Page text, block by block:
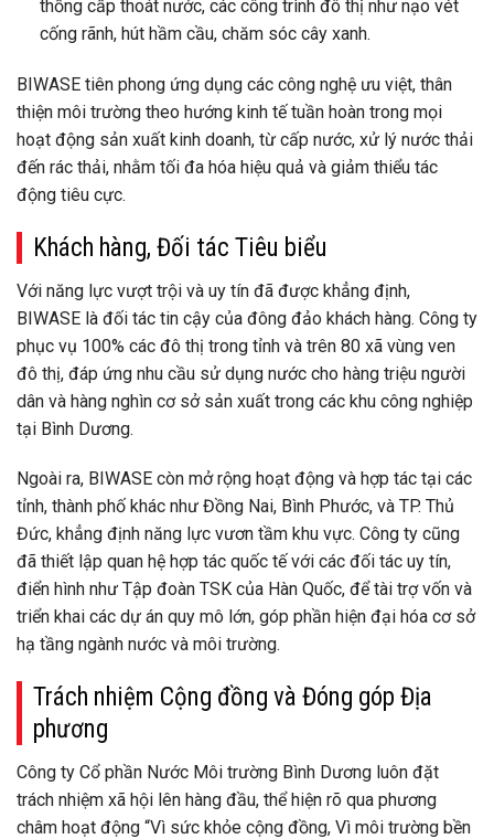
thống cấp thoát nước, các công trình đô thị như nạo vét
cống rãnh, hút hầm cầu, chăm sóc cây xanh.
BIWASE tiên phong ứng dụng các công nghệ ưu việt, thân
thiện môi trường theo hướng kinh tế tuần hoàn trong mọi
hoạt động sản xuất kinh doanh, từ cấp nước, xử lý nước thải
đến rác thải, nhằm tối đa hóa hiệu quả và giảm thiểu tác
động tiêu cực.
Khách hàng, Đối tác Tiêu biểu
Với năng lực vượt trội và uy tín đã được khẳng định,
BIWASE là đối tác tin cậy của đông đảo khách hàng. Công ty
phục vụ 100% các đô thị trong tỉnh và trên 80 xã vùng ven
đô thị, đáp ứng nhu cầu sử dụng nước cho hàng triệu người
dân và hàng nghìn cơ sở sản xuất trong các khu công nghiệp
tại Bình Dương.
Ngoài ra, BIWASE còn mở rộng hoạt động và hợp tác tại các
tỉnh, thành phố khác như Đồng Nai, Bình Phước, và TP. Thủ
Đức, khẳng định năng lực vươn tầm khu vực. Công ty cũng
đã thiết lập quan hệ hợp tác quốc tế với các đối tác uy tín,
điển hình như Tập đoàn TSK của Hàn Quốc, để tài trợ vốn và
triển khai các dự án quy mô lớn, góp phần hiện đại hóa cơ sở
hạ tầng ngành nước và môi trường.
Trách nhiệm Cộng đồng và Đóng góp Địa
phương
Công ty Cổ phần Nước Môi trường Bình Dương luôn đặt
trách nhiệm xã hội lên hàng đầu, thể hiện rõ qua phương
châm hoạt động “Vì sức khỏe cộng đồng, Vì môi trường bền